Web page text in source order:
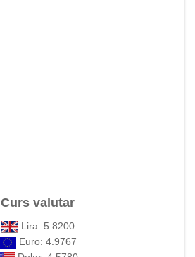
Curs valutar
Lira: 5.8200
Euro: 4.9767